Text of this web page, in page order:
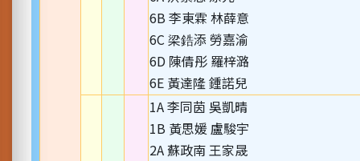
6B 李東霖 林薛意
6C 梁鋯添 勞嘉渝
6D 陳倩彤 羅梓潞
6E 黃達隆 鍾諾兒
1A 李同茵 吳凱晴
1B 黃思媛 盧駿宇
2A 蘇政南 王家晟